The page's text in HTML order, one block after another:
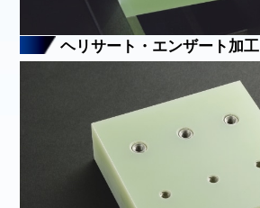
ヘリサート・エンザート加工